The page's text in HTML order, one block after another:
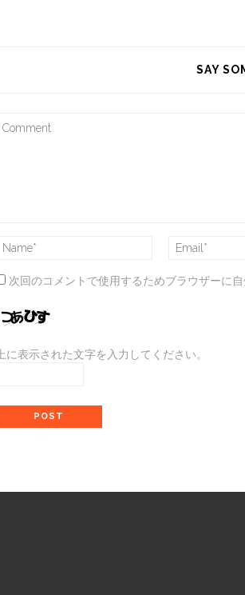
SAY
次回のコメントで使用するためブラウザーに
上に表示された文字を入力してください。